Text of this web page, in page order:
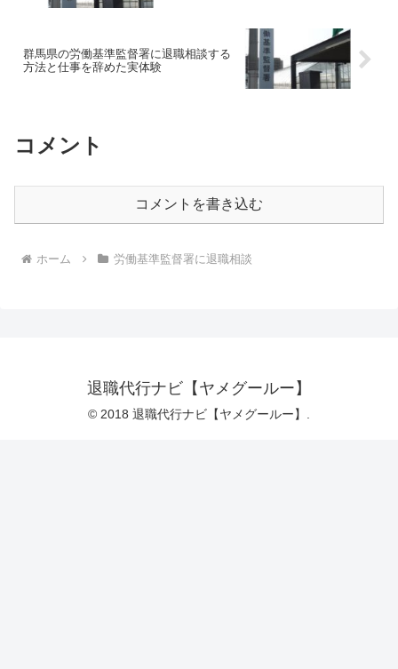
群馬県の労働基準監督署に退職相談する
方法と仕事を辞めた実体験
コメント
コメントを書き込む
ホーム 労働基準監督署に退職相談
退職代行ナビ【ヤメグールー】
© 2018 退職代行ナビ【ヤメグールー】.